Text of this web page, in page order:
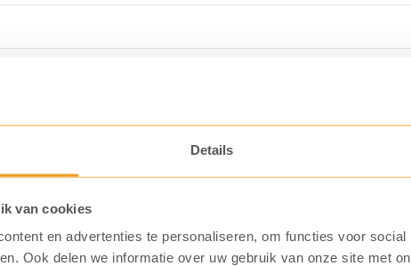
Details
van cookies
en advertenties te personaliseren, om functies voor
Ook delen we informatie over uw gebruik van onze site met